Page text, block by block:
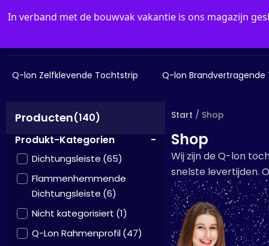
In verband met de bouwvak vakantie is ons magazijn
Q-lon Zelfklevende Tochtstrip Q-lon Brandvertragende
Producten(140)
Produkt-Kategorien
-
Dichtungsleiste (65)
Flammenhemmende
Dichtungsleiste (6)
Nicht kategorisiert (1)
Q-Lon Rahmenprofil(47)
Start / Shop
Shop
Wij zijn de Q-lon
snelste levertijden.